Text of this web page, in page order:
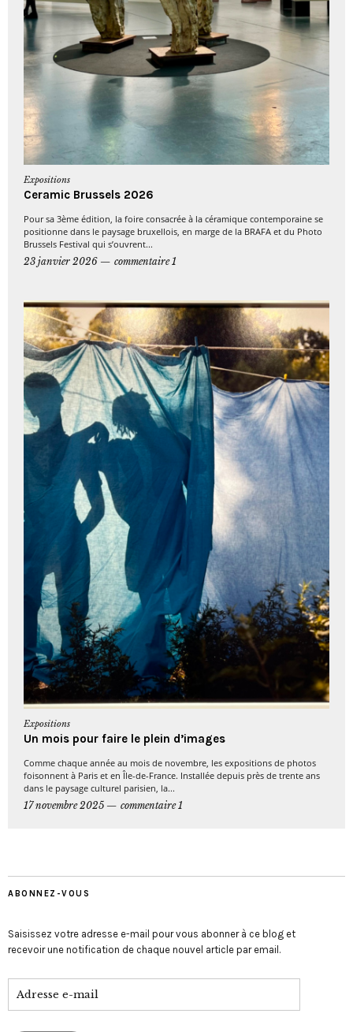
Expositions
Ceramic Brussels 2026
Pour sa 3ème édition, la foire consacrée à la céramique contemporaine se
positionne dans le paysage bruxellois, en marge de la BRAFA et du Photo
Brussels Festival qui s’ouvrent...
23 janvier 2026
commentaire 1
Expositions
Un mois pour faire le plein d’images
Comme chaque année au mois de novembre, les expositions de photos
foisonnent à Paris et en Île-de-France. Installée depuis près de trente ans
dans le paysage culturel parisien, la...
17 novembre 2025
commentaire 1
ABONNEZ-VOUS
Saisissez votre adresse e-mail pour vous abonner à ce blog et
recevoir une notification de chaque nouvel article par email.